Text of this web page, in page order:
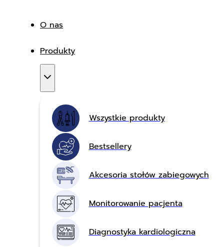
O nas
Produkty
Wszystkie produkty
Bestsellery
Akcesoria stołów zabiegowych
Monitorowanie pacjenta
Diagnostyka kardiologiczna